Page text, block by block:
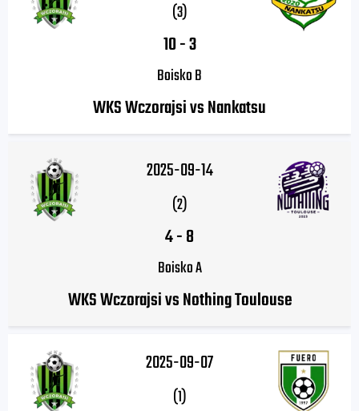
(3)
10-3
Boisko B
WKS Wczorajsi vs Nankatsu
2025-09-14
(2)
4-8
Boisko A
WKS Wczorajsi vs Nothing Toulouse
2025-09-07
(1)